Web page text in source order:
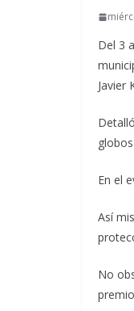
Del 3
Javier
En el
Así
No